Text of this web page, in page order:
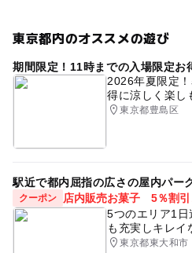
東京都内のオススメの遊び
期間限定！11時までの入場限定お
2026年夏限定
得に涼しく楽し
東京都豊島区
駅近で都内屈指の広さの屋内パー
クーポン
店内販売お菓子 5％割引
5つのエリア1
も充実しキレイ
東京都東大和市